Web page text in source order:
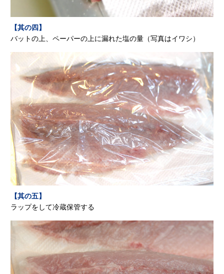
【其の四】
バットの上、ペーパーの上に漏れた塩の量（写真はイワシ）
【其の五】
ラップをして冷蔵保管する